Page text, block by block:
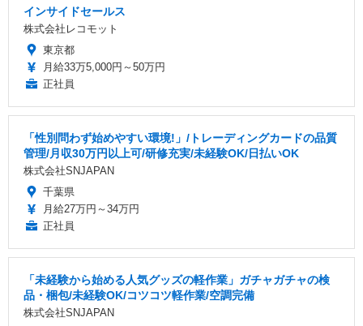
インサイドセールス
株式会社レコモット
東京都
月給33万5,000円～50万円
正社員
「性別問わず始めやすい環境!」/トレーディングカードの品質
管理/月収30万円以上可/研修充実/未経験OK/日払いOK
株式会社SNJAPAN
千葉県
月給27万円～34万円
正社員
「未経験から始める人気グッズの軽作業」ガチャガチャの検
品・梱包/未経験OK/コツコツ軽作業/空調完備
株式会社SNJAPAN